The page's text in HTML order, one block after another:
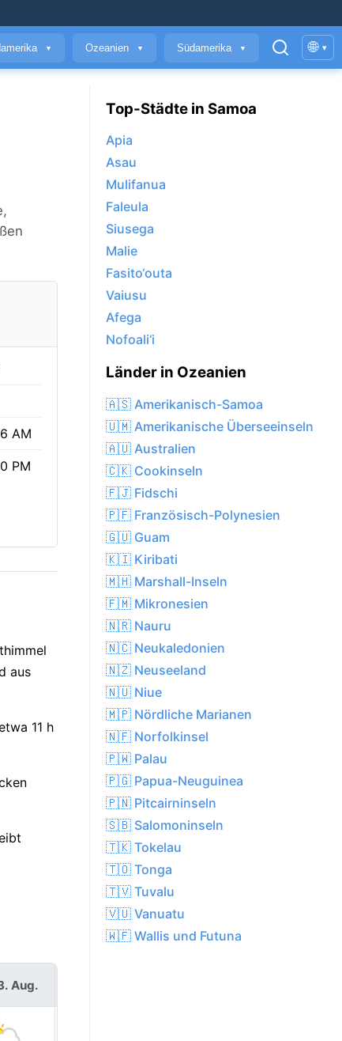
▼ Ozeanien ▼ Südamerika ▼ 🌐 ▾
AM
PM
aus
11 h
Aug.
Top-Städte in Samoa
Apia
Asau
Mulifanua
Faleula
Siusega
Malie
Fasito‘outa
Vaiusu
Afega
Nofoali‘i
Länder in Ozeanien
🇦🇸 Amerikanisch-Samoa
🇺🇲 Amerikanische Überseeinseln
🇦🇺 Australien
🇨🇰 Cookinseln
🇫🇯 Fidschi
🇵🇫 Französisch-Polynesien
🇬🇺 Guam
🇰🇮 Kiribati
🇲🇭 Marshall-Inseln
🇫🇲 Mikronesien
🇳🇷 Nauru
🇳🇨 Neukaledonien
🇳🇿 Neuseeland
🇳🇺 Niue
🇲🇵 Nördliche Marianen
🇳🇫 Norfolkinsel
🇵🇼 Palau
🇵🇬 Papua-Neuguinea
🇵🇳 Pitcairninseln
🇸🇧 Salomoninseln
🇹🇰 Tokelau
🇹🇴 Tonga
🇹🇻 Tuvalu
🇻🇺 Vanuatu
🇼🇫 Wallis und Futuna